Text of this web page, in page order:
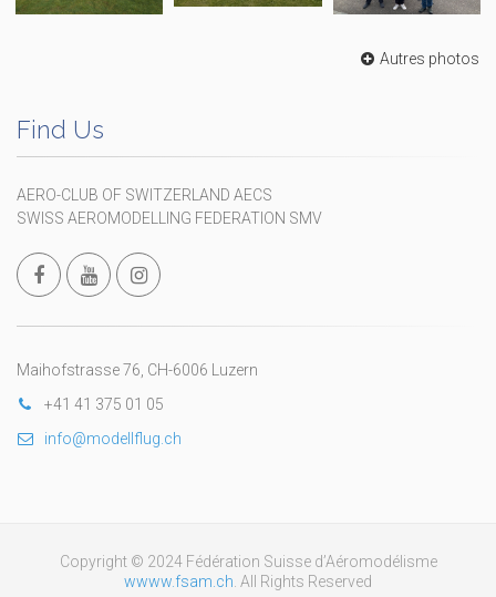
Autres photos
Find Us
AERO-CLUB OF SWITZERLAND AECS
SWISS AEROMODELLING FEDERATION SMV
Maihofstrasse 76, CH-6006 Luzern
+41 41 375 01 05
info@modellflug.ch
Copyright © 2024 Fédération Suisse d’Aéromodélisme
wwww.fsam.ch . All Rights Reserved